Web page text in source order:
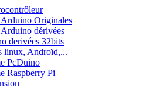
Arduino Originales
Arduino dérivées
derivées 32bits
linux, Androïd,...
PcDuino
Raspberry Pi